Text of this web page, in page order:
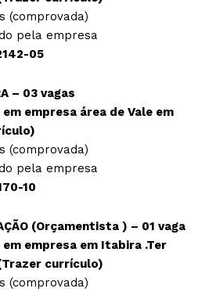
(comprovada)
pela empresa
05
– 03 vagas
empresa área de Vale em
(comprovada)
pela empresa
10
(Orçamentista ) – 01 vaga
empresa em Itabira .Ter
currículo)
(comprovada)